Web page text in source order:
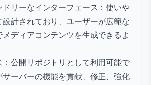
リーなインターフェース：使いや
計されており、ユーザーが広範な
ディアコンテンツを生成できるよ
：公開リポジトリとして利用可能で
サーバーの機能を貢献、修正、強化